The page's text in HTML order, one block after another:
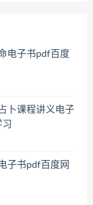
电子书pdf百度
卜课程讲义电子
习
子书pdf百度网